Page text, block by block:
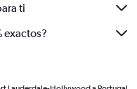
ti
exactos?